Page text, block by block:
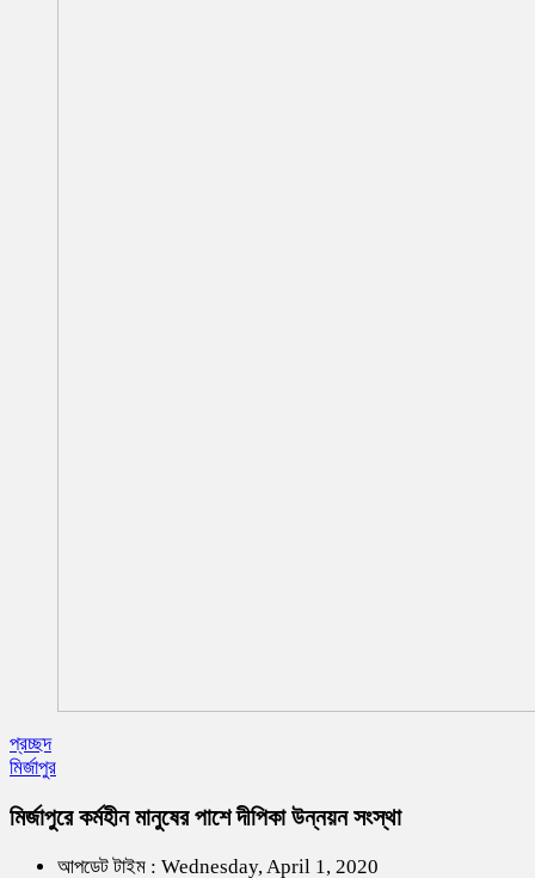
প্রচ্ছদ
মির্জাপুর
মির্জাপুরে কর্মহীন মানুষের পাশে দীপিকা উন্নয়ন সংস্থা
আপডেট টাইম : Wednesday, April 1, 2020